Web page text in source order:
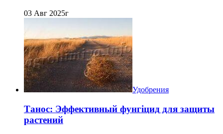
03 Авг 2025г
Удобрения
Танос: Эффективный фунгіцид для защиты
растений